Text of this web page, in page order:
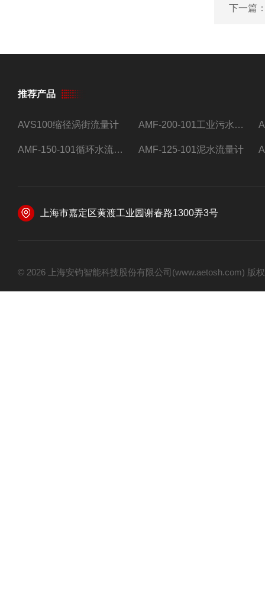
下一篇
推荐产品
AVS100缩径涡街流量计 AMF-200-101工业污水流量计
AMF-150-101循环水流量计,电磁流量计 AMF-125-101泥水流量计
上海市嘉定区黄渡工业园谢春路1300弄3号
© 2026 上海安钧智能科技股份有限公司(www.aetosh.com)